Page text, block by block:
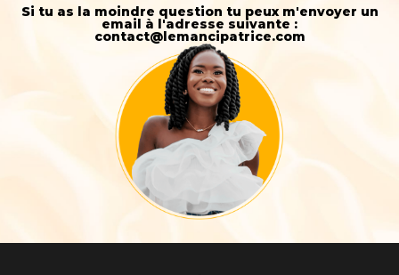
Si tu as la moindre question tu peux m'envoyer un
email à l'adresse suivante :
contact@lemancipatrice.com